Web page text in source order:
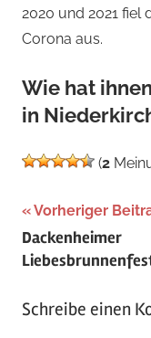
2020 und 2021 fiel
Corona aus.
Wie hat
in
(2
Schlagwörter:
Ausgezeichnet,
Juni,
Vorheriger
Dackenheimer
Schreibe einen